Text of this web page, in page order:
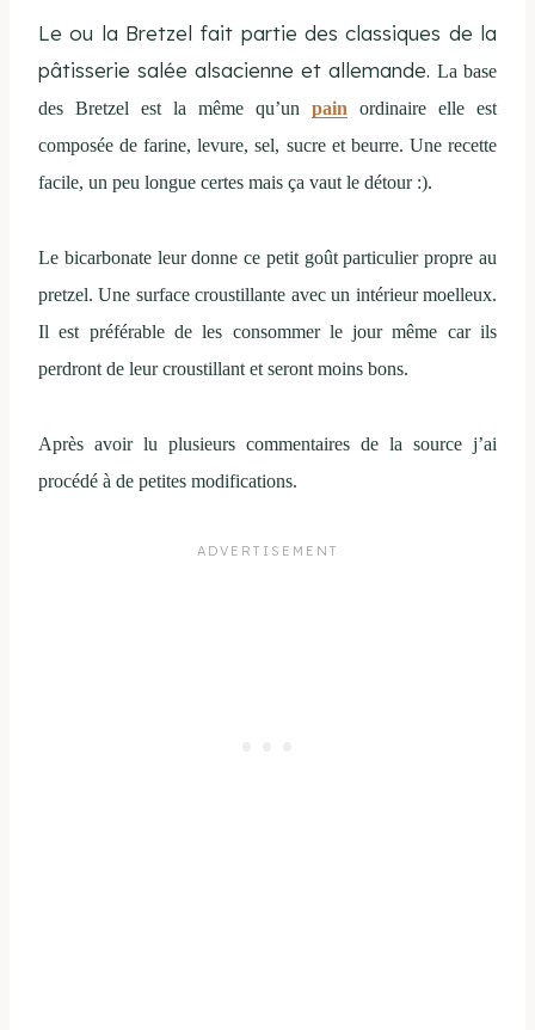
Le ou la Bretzel fait partie des classiques de la
pâtisserie salée alsacienne et allemande. La base
des Bretzel est la même qu’un pain ordinaire elle est
composée de farine, levure, sel, sucre et beurre. Une recette
facile, un peu longue certes mais ça vaut le détour :).
Le bicarbonate leur donne ce petit goût particulier propre au
pretzel. Une surface croustillante avec un intérieur moelleux.
Il est préférable de les consommer le jour même car ils
perdront de leur croustillant et seront moins bons.
Après avoir lu plusieurs commentaires de la source j’ai
procédé à de petites modifications.